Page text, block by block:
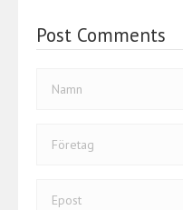
Post Comments